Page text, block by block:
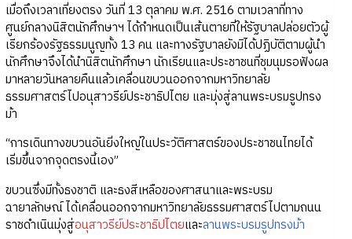
เมื่อถึงเวลาเที่ยงตรง วันที่ 13 ตุลาคม พ.ศ. 2516 ตามเวลาที่ทาง
ศูนย์กลางนิสิตนักศึกษาฯ ได้กำหนดเป็นเส้นตายที่ให้รัฐบาลปล่อยตัวผู้
เรียกร้องรัฐธรรมนูญทั้ง 13 คน และทางรัฐบาลยังมิได้ปฏิบัติตามผู้นำ
นักศึกษาจึงได้นำนิสิตนักศึกษา นักเรียนและประชาชนที่ชุมนุมรอฟังผล
มาหลายวันหลายคืนแล้วเคลื่อนขบวนออกจากมหาวิทยาลัย
ธรรมศาสตร์ไปอนุสาวรีย์ประชาธิปไตย และมุ่งสู่ลานพระบรมรูปทรง
ม้า
“การเดินทางขบวนอันยิ่งใหญ่ในประวัติศาสตร์ของประชาชนไทยได้
เริ่มขึ้นจากจุดตรงนี้เอง”
ขบวนซึ่งมีทั้งธงชาติ และธงสีเหลือของศาสนาและพระบรม
ฉายาลักษณ์ ได้เคลื่อนออกจากมหาวิทยาลัยธรรมศาสตร์ไปตามถนน
ราชดำเนินมุ่งสู่อนุสาวรีย์ประชาธิปไตยและลานพระบรมรูปทรงม้า